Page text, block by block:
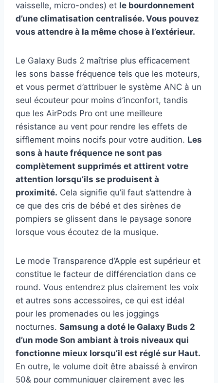
vaisselle, micro-ondes) et le bourdonnement
d’une climatisation centralisée. Vous pouvez
vous attendre à la même chose à l’extérieur.
Le Galaxy Buds 2 maîtrise plus efficacement
les sons basse fréquence tels que les moteurs,
et vous permet d’attribuer le système ANC à un
seul écouteur pour moins d’inconfort, tandis
que les AirPods Pro ont une meilleure
résistance au vent pour rendre les effets de
sifflement moins nocifs pour votre audition. Les
sons à haute fréquence ne sont pas
complètement supprimés et attirent votre
attention lorsqu’ils se produisent à
proximité. Cela signifie qu’il faut s’attendre à
ce que des cris de bébé et des sirènes de
pompiers se glissent dans le paysage sonore
lorsque vous écoutez de la musique.
Le mode Transparence d’Apple est supérieur et
constitue le facteur de différenciation dans ce
round. Vous entendrez plus clairement les voix
et autres sons accessoires, ce qui est idéal
pour les promenades ou les joggings
nocturnes. Samsung a doté le Galaxy Buds 2
d’un mode Son ambiant à trois niveaux qui
fonctionne mieux lorsqu’il est réglé sur Haut.
En outre, le volume doit être abaissé à environ
50& pour communiquer clairement avec les